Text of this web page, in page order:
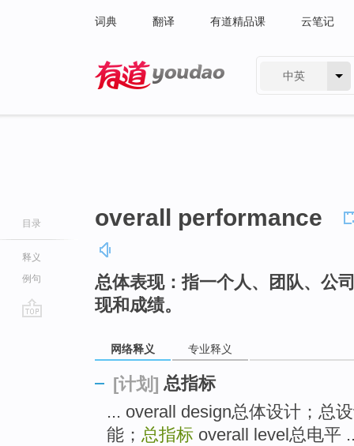
词典 翻译 有道精品课 云笔记
中英
目录
释义
例句
overall performance
总体表现：指一个人、团队、公
现和成绩。
网络释义 专业释义
[计划] 总指标
... overall design总体设计；总
能； 总指标 overall level总电平